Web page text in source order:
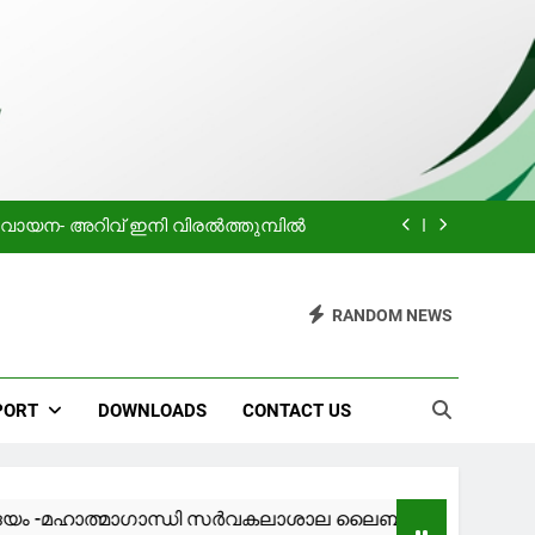
വായനക്കാരുടെ കൂട്ടായ്മ
വായന- അറിവ് ഇനി വിരൽത്തുമ്പിൽ
Holiday
RANDOM NEWS
DOWNLOADS CONTACT US
സർവകലാശാല ലൈബ്രറിയിലെ